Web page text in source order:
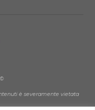
è severamente vietata